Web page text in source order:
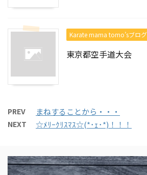
Karate mama tomo’sブログ
東京都空手道大会
PREV まねすることから・・・
NEXT ☆ﾒﾘｰｸﾘｽﾏｽ☆(*･ｪ･*)！！！